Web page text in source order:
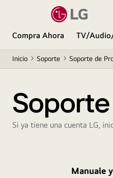
Compra Ahora TV/
Inicio Soporte Soporte de
Si ya tiene una cuenta LG,
Manuale